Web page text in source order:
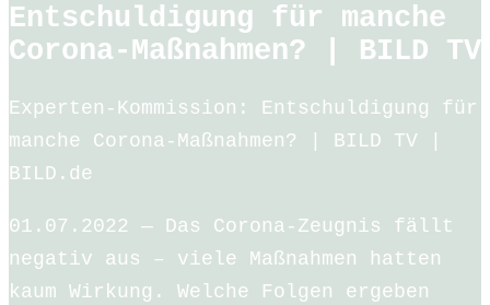
Entschuldigung für manche
Corona-Maßnahmen? | BILD TV
Experten-Kommission: Entschuldigung für
manche Corona-Maßnahmen? | BILD TV |
BILD.de
01.07.2022 — Das Corona-Zeugnis fällt
negativ aus – viele Maßnahmen hatten
kaum Wirkung. Welche Folgen ergeben